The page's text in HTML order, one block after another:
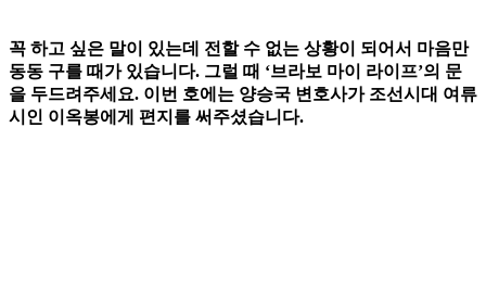
꼭 하고 싶은 말이 있는데 전할 수 없는 상황이 되어서 마음만
동동 구를 때가 있습니다. 그럴 때 ‘브라보 마이 라이프’의 문
을 두드려주세요. 이번 호에는 양승국 변호사가 조선시대 여류
시인 이옥봉에게 편지를 써주셨습니다.